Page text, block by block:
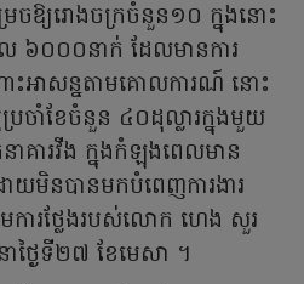
េចឱ្យរោងចក្រចំនួន១០ ក្នុងនោះ
៦០០០នាក់ ដែលមានការ
ោះអាសន្នតាមគោលការណ៍ នោះ
រចាំខែចំនួន ៤០ដុល្លារក្នុងមួយ
នាគារវីង ក្នុងកំឡុងពេលមាន
យមិនបានមកបំពេញការងារ
ារថ្លែងរបស់លោក ហេង សួរ
ាថ្ងៃទី២៧ ខែមេសា ។